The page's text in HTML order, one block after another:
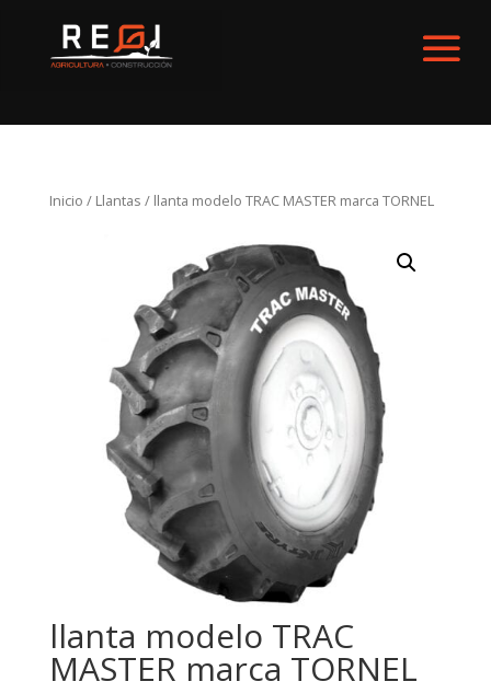
Inicio / Llantas / llanta modelo TRAC MASTER marca TORNEL
llanta modelo TRAC
MASTER marca TORNEL